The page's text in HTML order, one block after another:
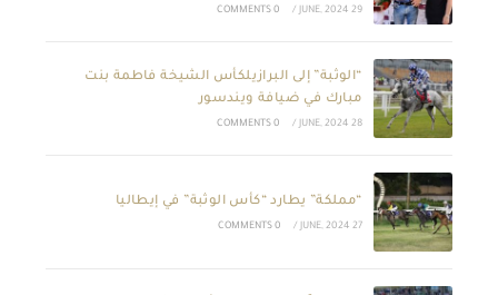
29 JUNE, 2024
/
0 COMMENTS
“الوثبة” إلى البرازيلكأس الشيخة فاطمة بنت
مبارك في ضيافة ويندسور
28 JUNE, 2024
/
0 COMMENTS
“مملكة” يطارد “كأس الوثبة” في إيطاليا
27 JUNE, 2024
/
0 COMMENTS